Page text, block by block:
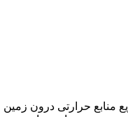
حرارتی درون